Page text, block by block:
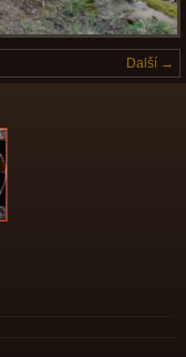
Další →